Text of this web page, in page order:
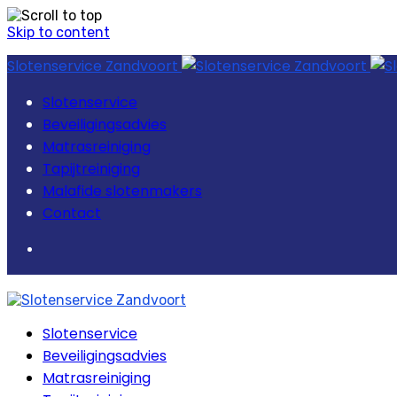
Skip to content
Slotenservice Zandvoort
Slotenservice
Beveiligingsadvies
Matrasreiniging
Tapijtreiniging
Malafide slotenmakers
Contact
Slotenservice
Beveiligingsadvies
Matrasreiniging